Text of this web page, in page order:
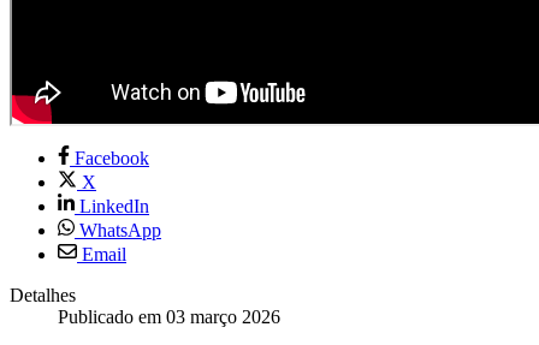
Facebook
X
LinkedIn
WhatsApp
Email
Detalhes
Publicado em 03 março 2026